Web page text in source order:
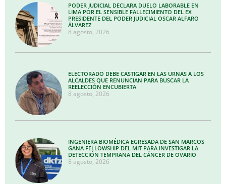
PODER JUDICIAL DECLARA DUELO LABORABLE EN
LIMA POR EL SENSIBLE FALLECIMIENTO DEL EX
PRESIDENTE DEL PODER JUDICIAL OSCAR ALFARO
ÁLVAREZ
8 agosto, 2026
ELECTORADO DEBE CASTIGAR EN LAS URNAS A LOS
ALCALDES QUE RENUNCIAN PARA BUSCAR LA
REELECCIÓN ENCUBIERTA
8 agosto, 2026
INGENIERA BIOMÉDICA EGRESADA DE SAN MARCOS
GANA FELLOWSHIP DEL MIT PARA INVESTIGAR LA
DETECCIÓN TEMPRANA DEL CÁNCER DE OVARIO
8 agosto, 2026